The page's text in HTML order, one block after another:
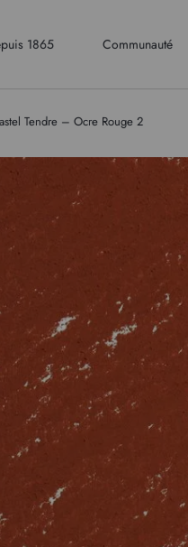
1865 Communauté
Tendre – Ocre Rouge 2